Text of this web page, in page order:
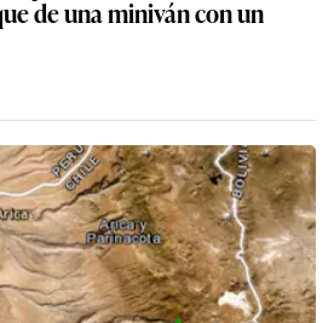
de una miniván con un